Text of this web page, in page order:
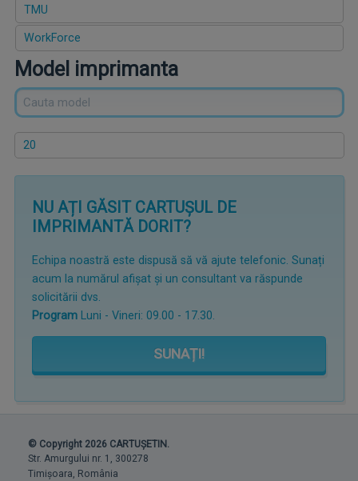
TMU
WorkForce
Model imprimanta
20
NU AȚI GĂSIT CARTUȘUL DE
IMPRIMANTĂ DORIT?
Echipa noastră este dispusă să vă ajute telefonic. Sunați
acum la numărul afișat și un consultant va răspunde
solicitării dvs.
Program Luni - Vineri: 09.00 - 17.30.
SUNAȚI!
© Copyright 2026 CARTUȘETIN.
Str. Amurgului nr. 1, 300278
Timișoara, România